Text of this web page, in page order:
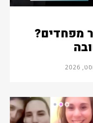
מפחדים?